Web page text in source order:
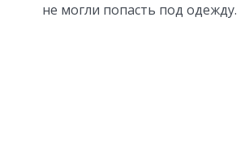
не могли попасть под одежду.